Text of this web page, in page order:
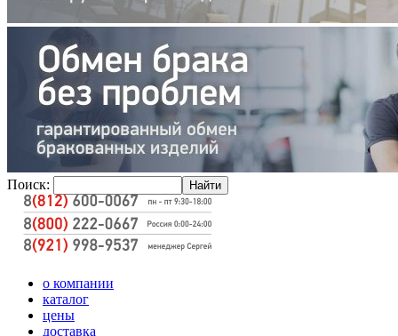
Поиск:
о компании
каталог
цены
доставка